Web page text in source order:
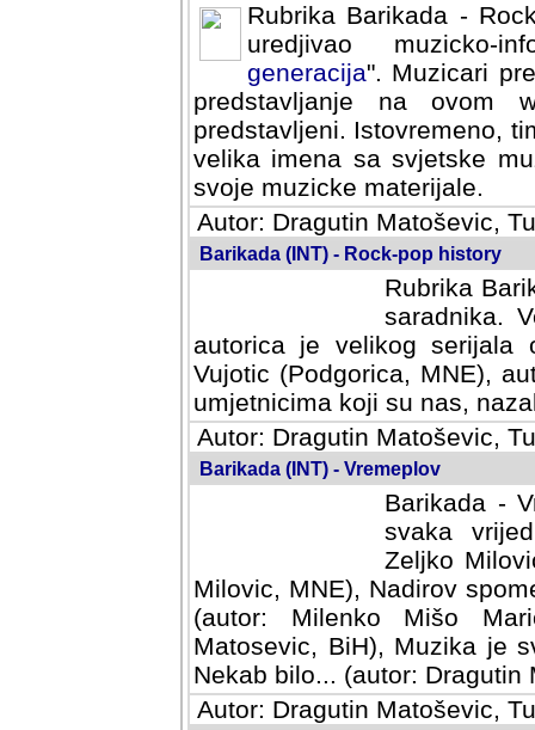
Rubrika Barikada -
uredjivao muzicko-
Muzicari predstavljeni u
na ovom web portalu
Istovremeno, tim nacinom
sa svjetske muzicke scene
materijale.
Autor: Dragutin Matoševic,
Barikada (INT) - Rock-pop history
Rubrika
saradnika.
autorica je velikog serijala
Vujotic (Podgorica, MNE),
umjetnicima koji su nas,
Autor: Dragutin Matoševic,
Barikada (INT) - Vremeplov
Barikada -
svaka
Milovic,
MNE), Nadirov spomenar
Milenko Mišo Maric, UK),
Muzika je svirala (autor:
(autor: Dragutin Matosevic,
Autor: Dragutin Matoševic,